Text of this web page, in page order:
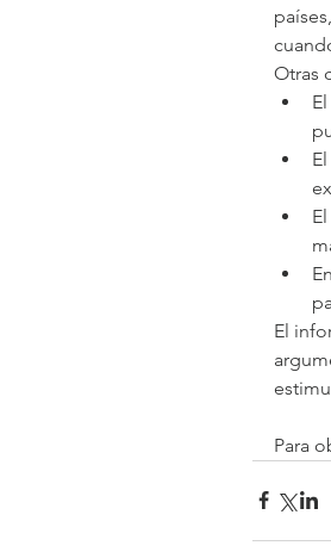
Otras
El
Para